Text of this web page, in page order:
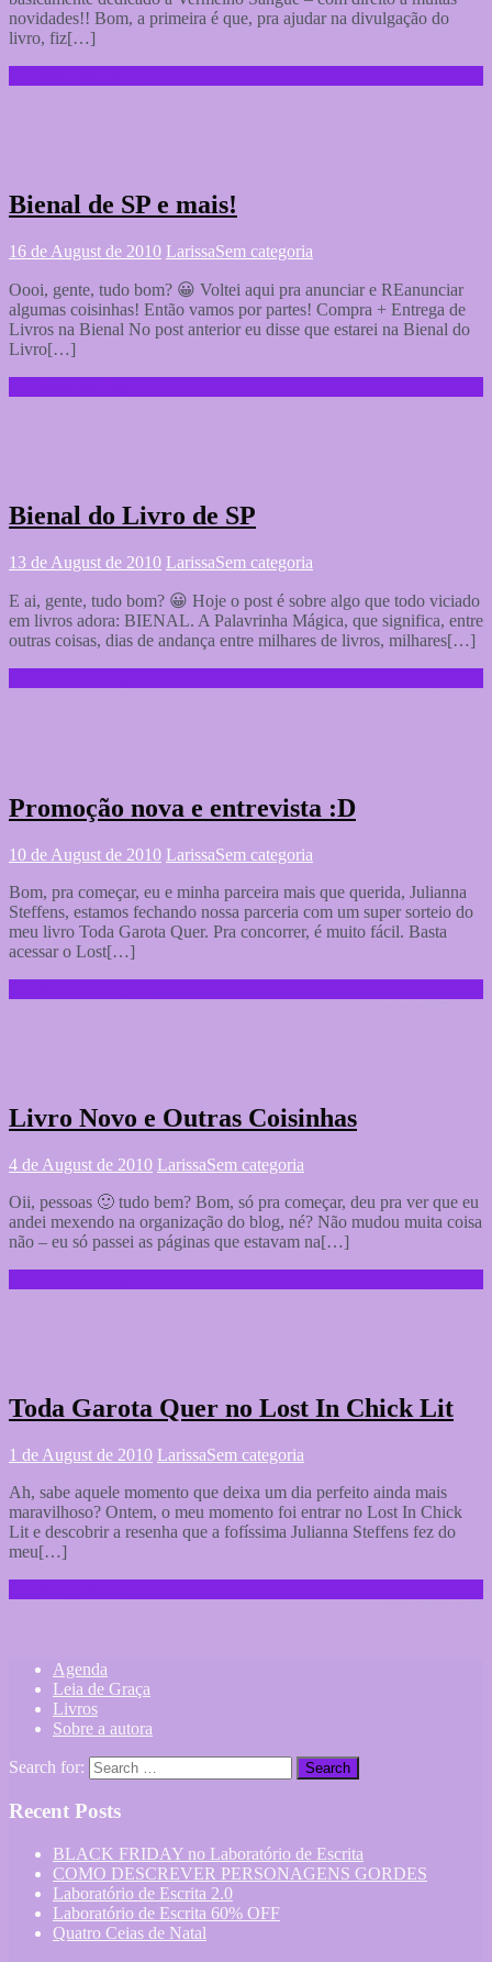
novidades!! Bom, a primeira é que, pra ajudar na divulgação do
livro, fiz[…]
Bienal de SP e mais!
16 de August de 2010 LarissaSem categoria
Oooi, gente, tudo bom? 😀 Voltei aqui pra anunciar e REanunciar
algumas coisinhas! Então vamos por partes! Compra + Entrega de
Livros na Bienal No post anterior eu disse que estarei na Bienal do
Livro[…]
Bienal do Livro de SP
13 de August de 2010 LarissaSem categoria
E ai, gente, tudo bom? 😀 Hoje o post é sobre algo que todo viciado
em livros adora: BIENAL. A Palavrinha Mágica, que significa, entre
outras coisas, dias de andança entre milhares de livros, milhares[…]
Promoção nova e entrevista :D
10 de August de 2010 LarissaSem categoria
Bom, pra começar, eu e minha parceira mais que querida, Julianna
Steffens, estamos fechando nossa parceria com um super sorteio do
meu livro Toda Garota Quer. Pra concorrer, é muito fácil. Basta
acessar o Lost[…]
Livro Novo e Outras Coisinhas
4 de August de 2010 LarissaSem categoria
Oii, pessoas 🙂 tudo bem? Bom, só pra começar, deu pra ver que eu
andei mexendo na organização do blog, né? Não mudou muita coisa
não – eu só passei as páginas que estavam na[…]
Toda Garota Quer no Lost In Chick Lit
1 de August de 2010 LarissaSem categoria
Ah, sabe aquele momento que deixa um dia perfeito ainda mais
maravilhoso? Ontem, o meu momento foi entrar no Lost In Chick
Lit e descobrir a resenha que a fofíssima Julianna Steffens fez do
meu[…]
Agenda
Leia de Graça
Livros
Sobre a autora
Search for:
Recent Posts
BLACK FRIDAY no Laboratório de Escrita
COMO DESCREVER PERSONAGENS GORDES
Laboratório de Escrita 2.0
Laboratório de Escrita 60% OFF
Quatro Ceias de Natal